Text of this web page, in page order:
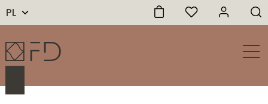
PL